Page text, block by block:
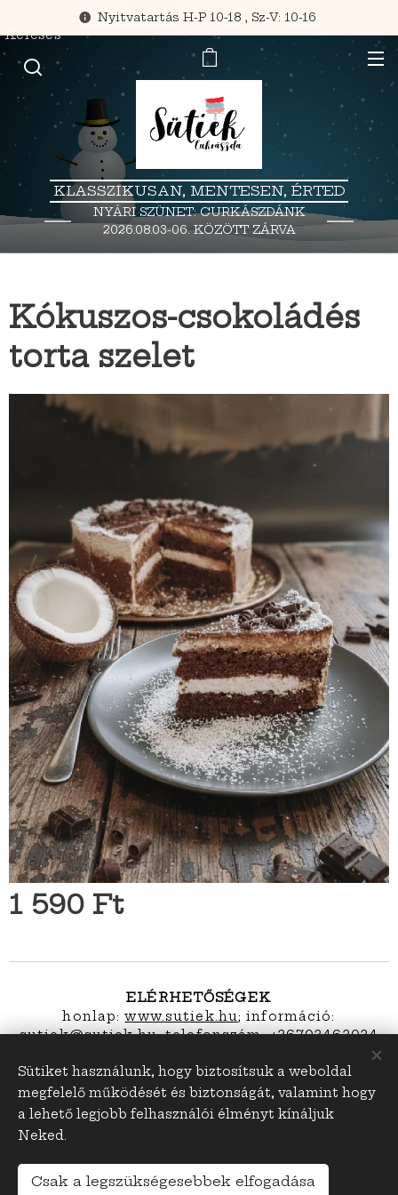
Nyitvatartás H-P 10-18 , Sz-V: 10-16
KLASSZIKUSAN, MENTESEN, ÉRTED
NYÁRI SZÜNET: CURKÁSZDÁNK
2026.08.03-06. KÖZÖTT ZÁRVA
Keresés
Kókuszos-csokoládés
torta szelet
1 590 Ft
ELÉRHETŐSÉGEK
honlap:www.sutiek.hu; információ:
sutiek@sutiek.hu; telefonszám: +36703463034
sutiek.hu Sütik
Sütiket használunk, hogy biztosítsuk a weboldal
megfelelő működését és biztonságát, valamint hogy
a lehető legjobb felhasználói élményt kínáljuk
Neked.
Csak a legszükségesebbek elfogadása